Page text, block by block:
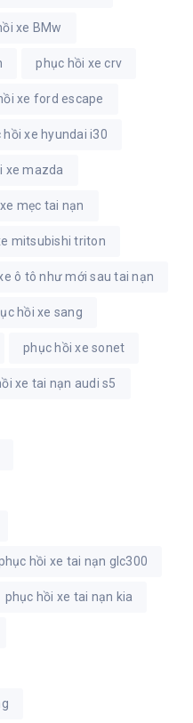
xe BMw
phục hồi xe crv
xe ford escape
hồi xe hyundai i30
xe mazda
mẹc tai nạn
mitsubishi triton
ô tô như mới sau tai nạn
hồi xe sang
phục hồi xe sonet
xe tai nạn audi s5
hồi xe tai nạn glc300
phục hồi xe tai nạn kia